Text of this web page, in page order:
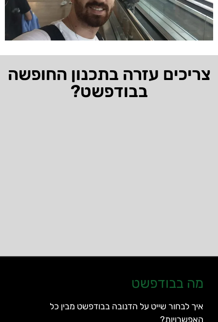
צריכים עזרה בתכנון החופשה
בבודפשט?
מה בבודפשט
איך לבחור שייט על הדנובה בבודפשט מבין כל
האפשרויות?